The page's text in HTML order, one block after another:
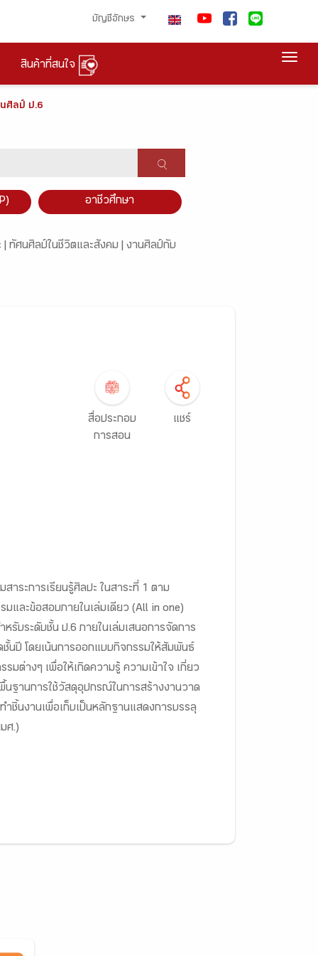
บัญชีอักษร
สินค้าที่สนใจ
ศิลป์ ป.6
อาชีวศึกษา
| ทัศนศิลป์ในชีวิตและสังคม | งานศิลป์กับ
สื่อประกอบ
การสอน
แชร์
ระการเรียนรู้ศิลปะ ในสาระที่ 1 ตาม
และข้อสอบภายในเล่มเดียว (All in one)
บระดับชั้น ป.6 ภายในเล่มเสนอการจัดการ
นปี โดยเน้นการออกแบบกิจกรรมให้สัมพันธ์
มต่างๆ เพื่อให้เกิดความรู้ ความเข้าใจ เกี่ยว
นฐานการใช้วัสดุอุปกรณ์ในการสร้างงานวาด
ชิ้นงานเพื่อเก็บเป็นหลักฐานแสดงการบรรลุ
ศ.)